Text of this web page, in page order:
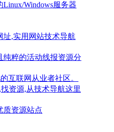
Windows服务器
址,实用网站技术导航
纯粹的活动线报资源分
互联网从业者社区。
资源,从技术导航这里
质资源站点